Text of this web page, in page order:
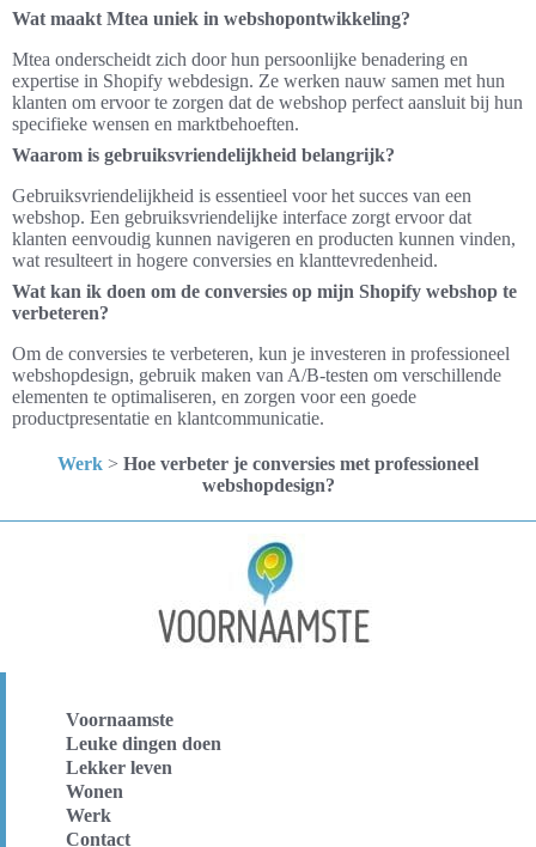
Wat maakt Mtea uniek in webshopontwikkeling?
Mtea onderscheidt zich door hun persoonlijke benadering en
expertise in Shopify webdesign. Ze werken nauw samen met hun
klanten om ervoor te zorgen dat de webshop perfect aansluit bij hun
specifieke wensen en marktbehoeften.
Waarom is gebruiksvriendelijkheid belangrijk?
Gebruiksvriendelijkheid is essentieel voor het succes van een
webshop. Een gebruiksvriendelijke interface zorgt ervoor dat
klanten eenvoudig kunnen navigeren en producten kunnen vinden,
wat resulteert in hogere conversies en klanttevredenheid.
Wat kan ik doen om de conversies op mijn Shopify webshop te
verbeteren?
Om de conversies te verbeteren, kun je investeren in professioneel
webshopdesign, gebruik maken van A/B-testen om verschillende
elementen te optimaliseren, en zorgen voor een goede
productpresentatie en klantcommunicatie.
Werk > Hoe verbeter je conversies met professioneel
webshopdesign?
Voornaamste
Leuke dingen doen
Lekker leven
Wonen
Werk
Contact